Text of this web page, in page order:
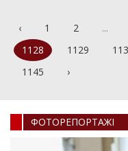
‹ 1 2 ...
1128
1129
1145
›
ФОТОРЕПОРТАЖI